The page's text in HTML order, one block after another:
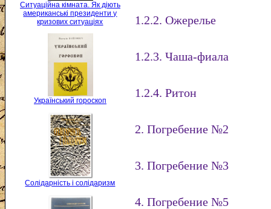
Ситуаційна кімната. Як діють
американські президенти у
кризових ситуаціях
Український гороскоп
Солідарність і солідаризм
1.2.2. Ожерелье
1.2.3. Чаша-фиала
1.2.4. Ритон
2. Погребение №2
3. Погребение №3
4. Погребение №5